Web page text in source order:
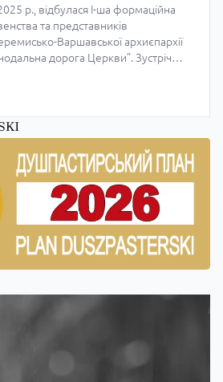
р., відбулася І-ша формаційна
та представників
Варшавської архиєпархії
дорога Церкви”. Зустріч
з Краківсько-Горлицького
пунктів, якими